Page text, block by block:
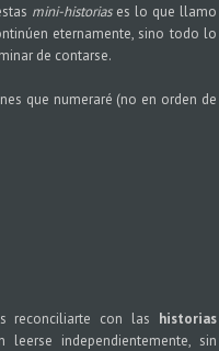
mini-historiases lo que llamo
eternamente, sino todo lo
de contarse.
que numeraré (no en orden de
reconciliarte con las historias
independientemente, sin